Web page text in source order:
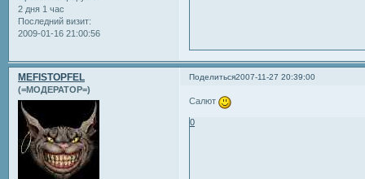
2 дня 1 час
Последний визит:
2009-01-16 21:00:56
Поделиться2007-11-27 20:39:00
MEFISTOPFEL
(=МОДЕРАТОР=)
Салют
0